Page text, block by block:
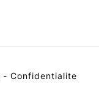
- Confidentialite